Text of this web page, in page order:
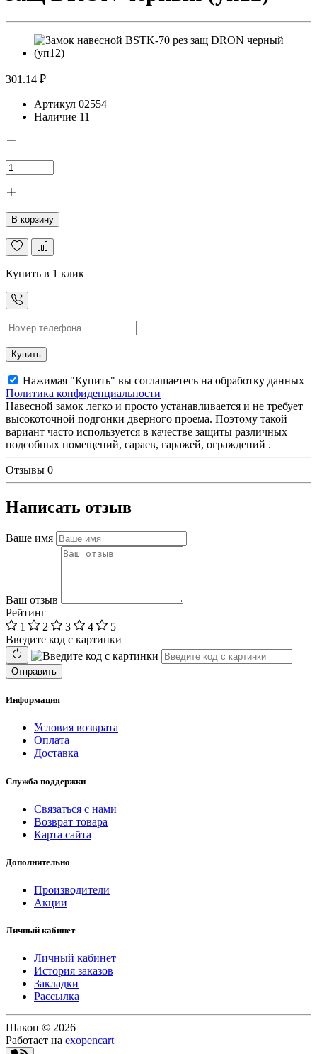
301.14 ₽
Артикул 02554
Наличие 11
В корзину
Купить в 1 клик
Купить
Нажимая "Купить" вы соглашаетесь на обработку данных
Политика конфиденциальности
Навесной замок легко и просто устанавливается и не требует
высокоточной подгонки дверного проема. Поэтому такой
вариант часто используется в качестве защиты различных
подсобных помещений, сараев, гаражей, ограждений .
Отзывы 0
Написать отзыв
Ваше имя
Ваш отзыв
Рейтинг
1
2 3 4
5
Введите код с картинки
Отправить
Информация
Условия возврата
Оплата
Доставка
Служба поддержки
Связаться с нами
Возврат товара
Карта сайта
Дополнительно
Производители
Акции
Личный кабинет
Личный кабинет
История заказов
Закладки
Рассылка
Шакон © 2026
Работает на exopencart